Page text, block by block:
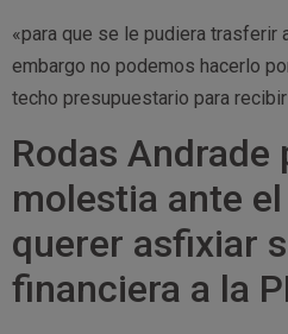
«para que se le pudiera trasferir
embargo no podemos hacerlo
techo presupuestario para recibir
Rodas Andrade
molestia ante
querer asfixiar
financiera a la